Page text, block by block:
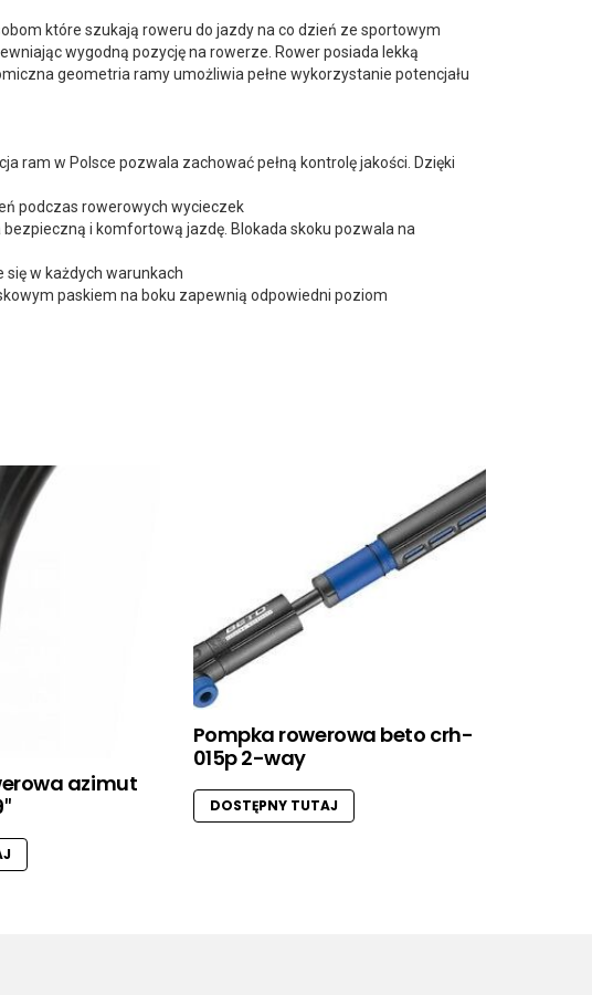
które szukają roweru do jazdy na co dzień ze sportowym
wygodną pozycję na rowerze. Rower posiada lekką
geometria ramy umożliwia pełne wykorzystanie potencjału
ram w Polsce pozwala zachować pełną kontrolę jakości. Dzięki
podczas rowerowych wycieczek
i komfortową jazdę. Blokada skoku pozwala na
w każdych warunkach
paskiem na boku zapewnią odpowiedni poziom
azimut
Pompka rowerowa beto crh-
015p 2-way
DOSTĘPNY TUTAJ